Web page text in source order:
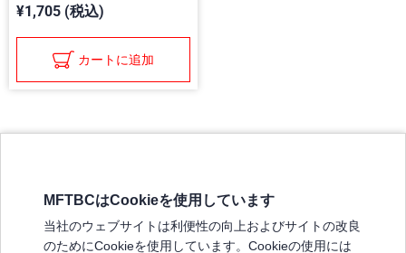
¥1,705 (税込)
カートに追加
弊社の製品について
MFTBCはCookieを使用しています
当社のウェブサイトは利便性の向上およびサイトの改良
のためにCookieを使用しています。Cookieの使用には